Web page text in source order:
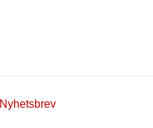
Nyhetsbrev